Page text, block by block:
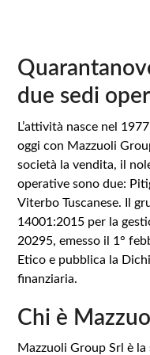
due sedi
L’attività nasce nel
oggi con Mazzuoli
società la vendita, il
operative sono due:
Viterbo Tuscanese. Il
14001:2015 per la
20295, emesso il 1°
Etico e pubblica la
finanziaria.
Chi è
Mazzuoli Group Srl è